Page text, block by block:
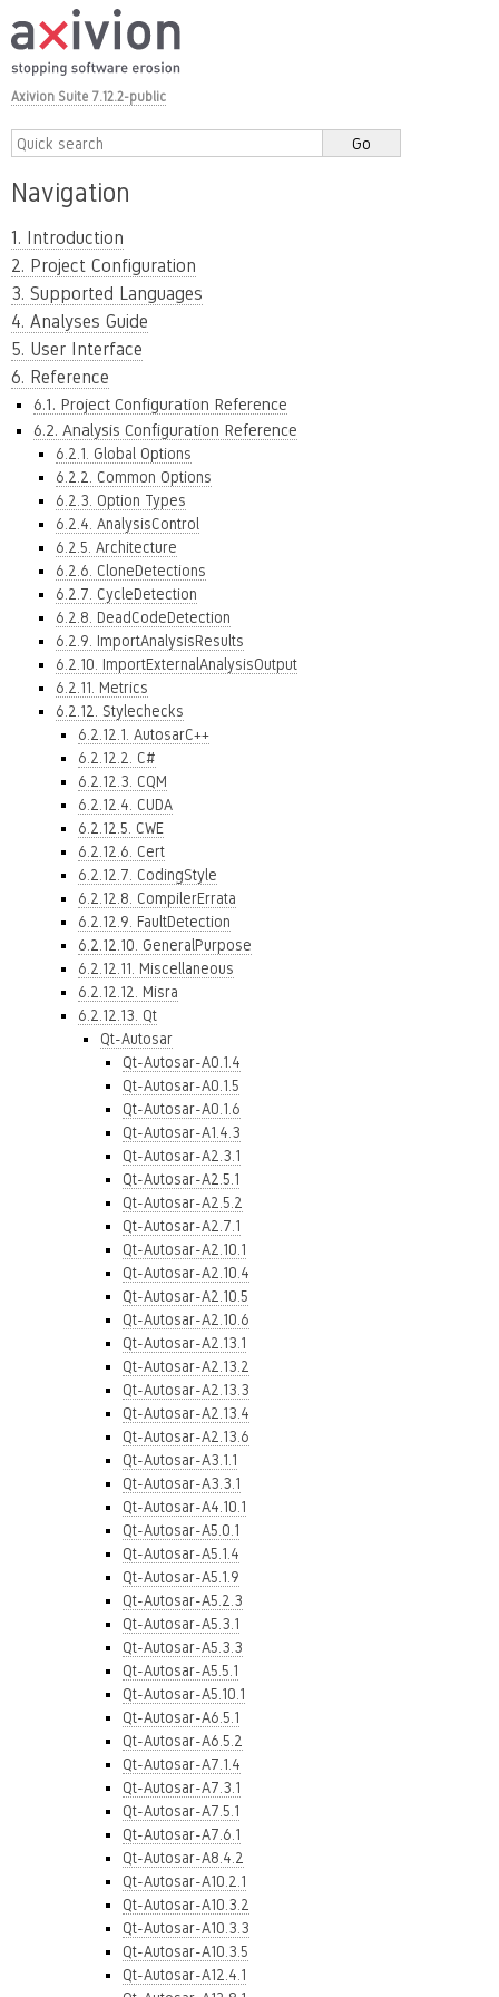
Axivion Suite 7.12.2-public
Navigation
1. Introduction
2. Project Configuration
3. Supported Languages
4. Analyses Guide
5. User Interface
6. Reference
6.1. Project Configuration Reference
6.2. Analysis Configuration Reference
6.2.1. Global Options
6.2.2. Common Options
6.2.3. Option Types
6.2.4. AnalysisControl
6.2.5. Architecture
6.2.6. CloneDetections
6.2.7. CycleDetection
6.2.8. DeadCodeDetection
6.2.9. ImportAnalysisResults
6.2.10. ImportExternalAnalysisOutput
6.2.11. Metrics
6.2.12. Stylechecks
6.2.12.1. AutosarC++
6.2.12.2. C#
6.2.12.3. CQM
6.2.12.4. CUDA
6.2.12.5. CWE
6.2.12.6. Cert
6.2.12.7. CodingStyle
6.2.12.8. CompilerErrata
6.2.12.9. FaultDetection
6.2.12.10. GeneralPurpose
6.2.12.11. Miscellaneous
6.2.12.12. Misra
6.2.12.13. Qt
Qt-Autosar
Qt-Autosar-A0.1.4
Qt-Autosar-A0.1.5
Qt-Autosar-A0.1.6
Qt-Autosar-A1.4.3
Qt-Autosar-A2.3.1
Qt-Autosar-A2.5.1
Qt-Autosar-A2.5.2
Qt-Autosar-A2.7.1
Qt-Autosar-A2.10.1
Qt-Autosar-A2.10.4
Qt-Autosar-A2.10.5
Qt-Autosar-A2.10.6
Qt-Autosar-A2.13.1
Qt-Autosar-A2.13.2
Qt-Autosar-A2.13.3
Qt-Autosar-A2.13.4
Qt-Autosar-A2.13.6
Qt-Autosar-A3.1.1
Qt-Autosar-A3.3.1
Qt-Autosar-A4.10.1
Qt-Autosar-A5.0.1
Qt-Autosar-A5.1.4
Qt-Autosar-A5.1.9
Qt-Autosar-A5.2.3
Qt-Autosar-A5.3.1
Qt-Autosar-A5.3.3
Qt-Autosar-A5.5.1
Qt-Autosar-A5.10.1
Qt-Autosar-A6.5.1
Qt-Autosar-A6.5.2
Qt-Autosar-A7.1.4
Qt-Autosar-A7.3.1
Qt-Autosar-A7.5.1
Qt-Autosar-A7.6.1
Qt-Autosar-A8.4.2
Qt-Autosar-A10.2.1
Qt-Autosar-A10.3.2
Qt-Autosar-A10.3.3
Qt-Autosar-A10.3.5
Qt-Autosar-A12.4.1